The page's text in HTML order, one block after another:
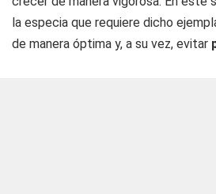
la especia que requiere dicho
de manera óptima y, a su vez, evitar